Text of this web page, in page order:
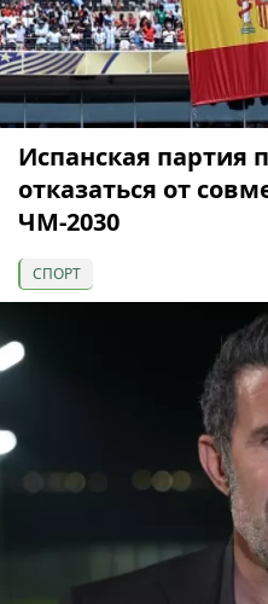
Испанская партия
отказаться от
ЧМ-2030
СПОРТ